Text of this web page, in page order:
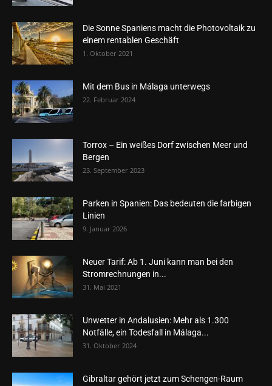
Die Sonne Spaniens macht die Photovoltaik zu
einem rentablen Geschäft
1. Oktober 2021
Mit dem Bus in Málaga unterwegs
22. Februar 2024
Torrox – Ein weißes Dorf zwischen Meer und
Bergen
23. September 2023
Parken in Spanien: Das bedeuten die farbigen
Linien
9. Januar 2026
Neuer Tarif: Ab 1. Juni kann man bei den
Stromrechnungen in...
31. Mai 2021
Unwetter in Andalusien: Mehr als 1.300
Notfälle, ein Todesfall in Málaga...
31. Oktober 2024
Gibraltar gehört jetzt zum Schengen-Raum